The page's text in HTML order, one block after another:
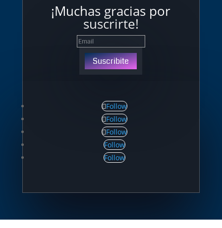
¡Muchas gracias por
suscrirte!
Suscribite
Follow
Follow
Follow
Follow
Follow